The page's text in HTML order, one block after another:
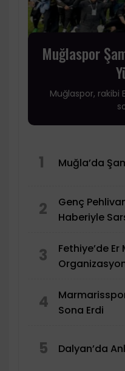
Muğlaspor
Muğlaspor, rakibi
1 Muğla’da
2
Genç
Haberiyle
3
Fethiye’de Er
4
Sona Erdi
5 Dalyan’da